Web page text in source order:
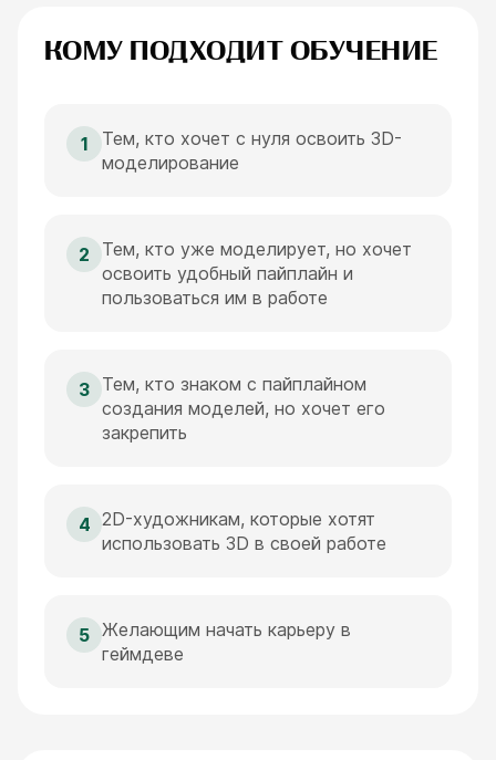
КОМУ ПОДХОДИТ ОБУЧЕНИЕ
1
Тем, кто хочет с нуля освоить 3D-
моделирование
2
Тем, кто уже моделирует, но хочет
освоить удобный пайплайн и
пользоваться им в работе
3 Тем, кто знаком с пайплайном
создания моделей, но хочет его
закрепить
4 2D-художникам, которые хотят
использовать 3D в своей работе
5 Желающим начать карьеру в
геймдеве